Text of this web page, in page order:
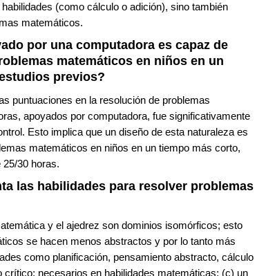
(como cálculo o adición), sino también
matemáticos.
por una computadora es capaz de
matemáticos en niños en un
previos?
puntuaciones en la resolución de problemas
apoyados por computadora, fue significativamente
Esto implica que un diseño de esta naturaleza es
matemáticos en niños en un tiempo más corto,
30 horas.
las habilidades para resolver problemas
y el ajedrez son dominios isomórficos; esto
se hacen menos abstractos y por lo tanto más
como planificación, pensamiento abstracto, cálculo
necesarios en habilidades matemáticas; (c) un